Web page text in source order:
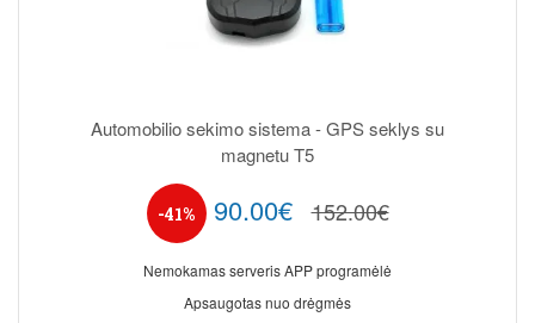
Automobilio sekimo sistema - GPS seklys su
magnetu T5
-41% 90.00€ 152.00€
Nemokamas serveris APP programėlė
Apsaugotas nuo drėgmės